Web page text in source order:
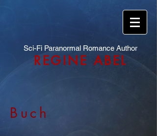
Sci-Fi Paranormal Romance Author
REGINE ABEL
Buch